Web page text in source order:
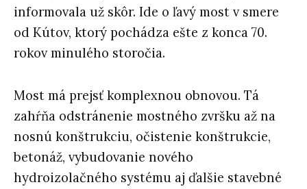
informovala už skôr. Ide o ľavý most v smere
od Kútov, ktorý pochádza ešte z konca 70.
rokov minulého storočia.
Most má prejsť komplexnou obnovou. Tá
zahŕňa odstránenie mostného zvršku až na
nosnú konštrukciu, očistenie konštrukcie,
betonáž, vybudovanie nového
hydroizolačného systému aj ďalšie stavebné